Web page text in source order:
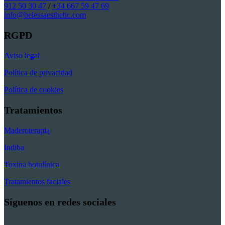
912 50 30 47 / +34 667 59 47 69
info@belessaesthetic.com
RGPD
Aviso legal
Política de privacidad
Política de cookies
Tratamientos
Maderoterapia
Indiba
Toxina botulínica
Tratamientos faciales
Síguenos en redes sociales